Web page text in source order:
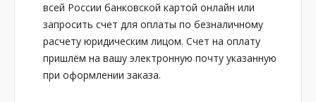
всей России банковской картой онлайн или
запросить счет для оплаты по безналичному
расчету юридическим лицом. Счет на оплату
пришлём на вашу электронную почту указанную
при оформлении заказа.